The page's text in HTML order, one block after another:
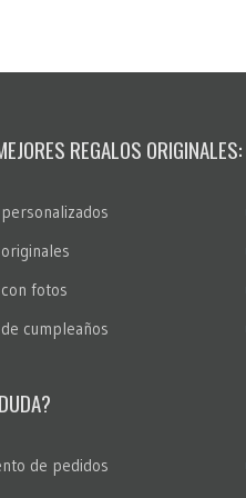
REGALOS ORIGINALES:
fotos
cumpleaños
de pedidos